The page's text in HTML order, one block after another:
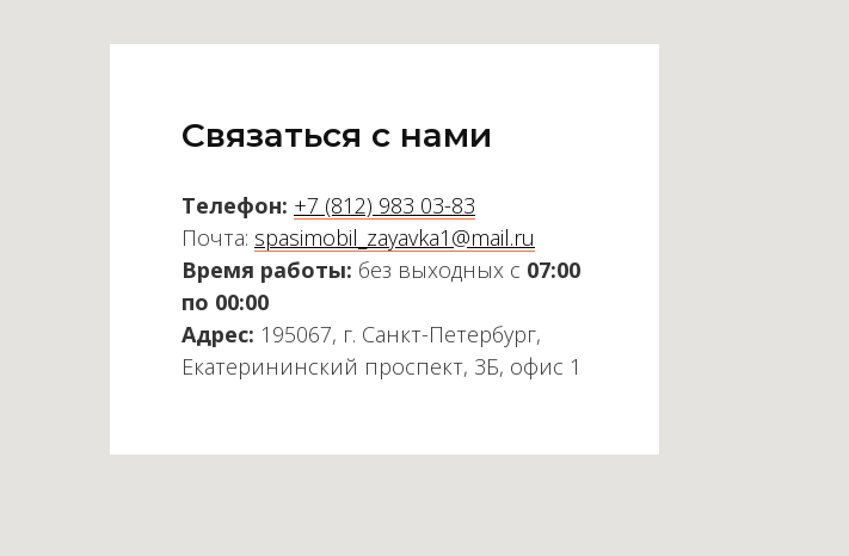
Связаться с нами
Телефон: +7 (812) 983 03-83
Почта: spasimobil_zayavka1@mail.ru
Время работы: без выходных с 07:00
по 00:00
Адрес: 195067, г. Санкт-Петербург,
Екатерининский проспект, 3Б, офис 1